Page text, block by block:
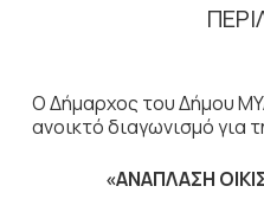
ΠΕΡΙΛΗΨΗ
Ο Δήμαρχος του Δήμου
ανοικτό διαγωνισμό για
«ΑΝΑΠΛΑΣΗ